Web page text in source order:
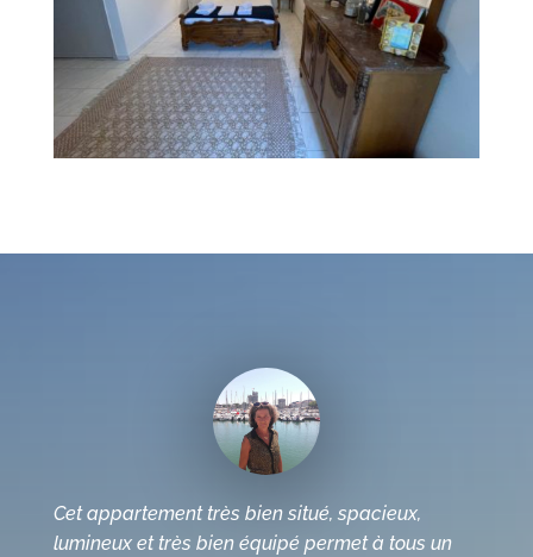
Cet appartement très bien situé, spacieux,
lumineux et très bien équipé permet à tous un